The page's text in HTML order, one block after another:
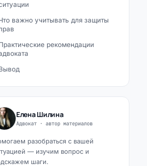
важно учитывать для защиты
рекомендации
Елена Шилина
Адвокат · автор материалов
разобраться с вашей
— изучим вопрос и
шаги.